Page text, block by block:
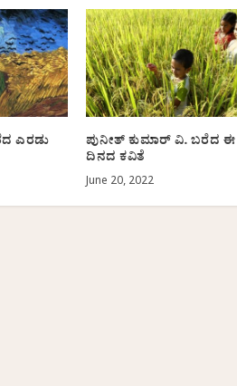
ಎರಡು ಪುನೀತ್ ಕುಮಾರ್ ವಿ. ಬರೆದ ಈ
ದಿನದ ಕವಿತೆ
June 20, 2022